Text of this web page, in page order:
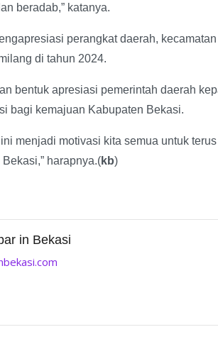
beradab,” katanya.
perangkat daerah,
di tahun 2024.
bentuk apresiasi pemerintah daerah
bagi kemajuan Kabupaten Bekasi.
menjadi motivasi kita semua untuk
harapnya.(kb)
in Bekasi